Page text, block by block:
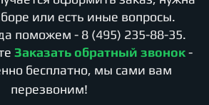
или есть иные вопросы.
поможем - 8 (495) 235-88-35.
Заказать обратный звонок -
бесплатно, мы сами вам
перезвоним!